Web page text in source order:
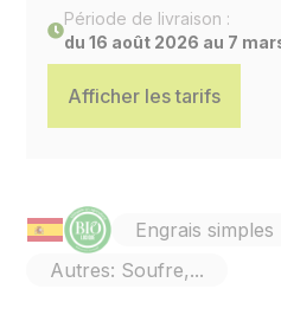
Période de livraison :
du 16 août 2026 au 7
Afficher les tarifs
Engrais simples
Autres: Soufre,...